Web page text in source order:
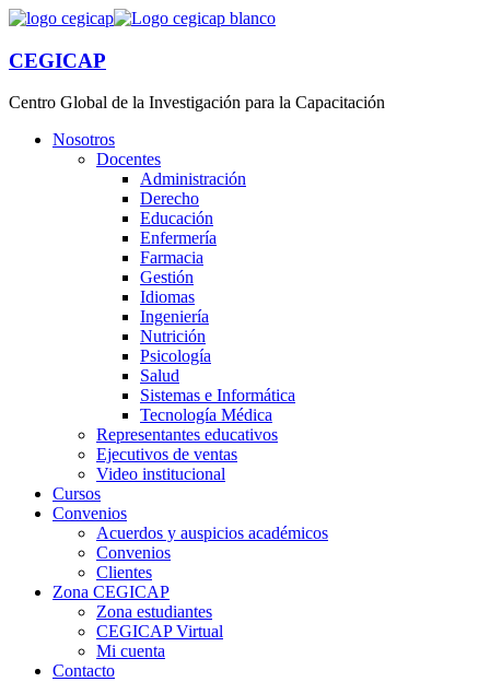
CEGICAP
Centro Global de la Investigación para la Capacitación
Nosotros
Docentes
Administración
Derecho
Educación
Enfermería
Farmacia
Gestión
Idiomas
Ingeniería
Nutrición
Psicología
Salud
Sistemas e Informática
Tecnología Médica
Representantes educativos
Ejecutivos de ventas
Video institucional
Cursos
Convenios
Acuerdos y auspicios académicos
Convenios
Clientes
Zona CEGICAP
Zona estudiantes
CEGICAP Virtual
Mi cuenta
Contacto